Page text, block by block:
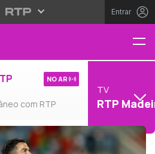
Entrar
com RTP
NO AR
TV
RTP